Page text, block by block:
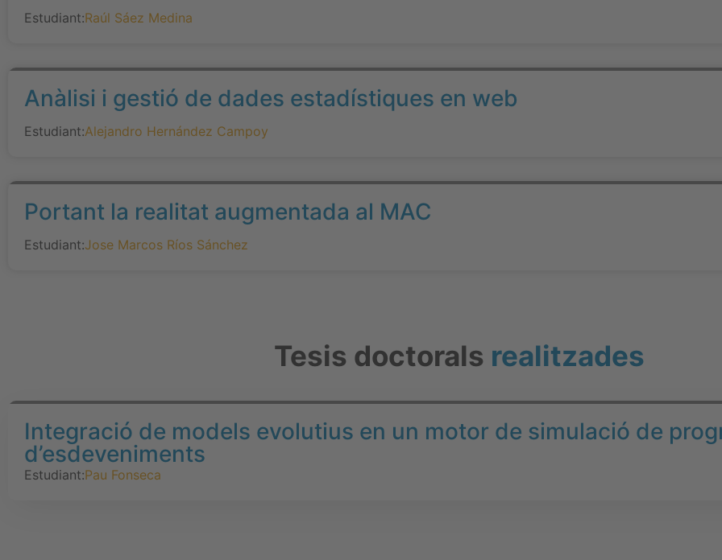
Estudiant:Raúl Sáez Medina
Anàlisi i gestió de dades estadístiques en web
Estudiant:Alejandro Hernández Campoy
Portant la realitat augmentada al MAC
Estudiant:Jose Marcos Ríos Sánchez
Tesis doctorals realitzades
Integració de models evolutius en un motor de simulació de
d’esdeveniments
Estudiant:Pau Fonseca